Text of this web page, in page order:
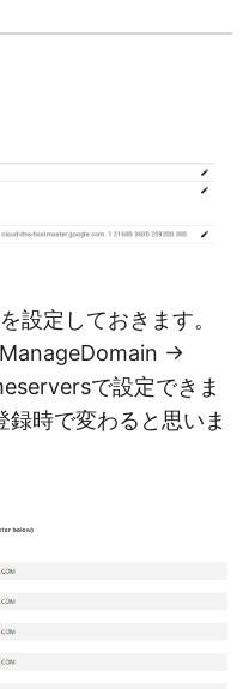
設定しておきます。
→
で設定できま
録時で変わると思いま